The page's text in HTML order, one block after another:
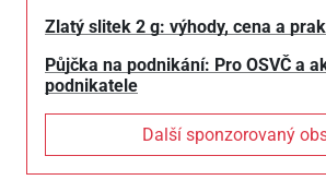
Zlatý slitek 2 g: výhody, cena a
Půjčka na podnikání: Pro OSVČ a
podnikatele
Další sponzorovaný